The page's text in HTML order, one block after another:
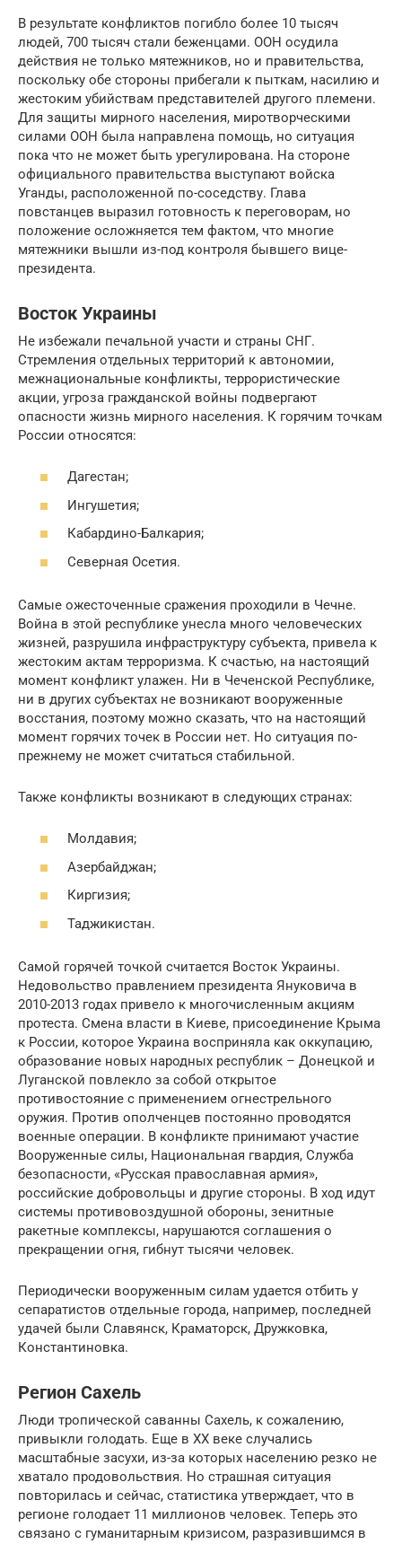
В результате конфликтов погибло более 10 тысяч
людей, 700 тысяч стали беженцами. ООН осудила
действия не только мятежников, но и правительства,
поскольку обе стороны прибегали к пыткам, насилию и
жестоким убийствам представителей другого племени.
Для защиты мирного населения, миротворческими
силами ООН была направлена помощь, но ситуация
пока что не может быть урегулирована. На стороне
официального правительства выступают войска
Уганды, расположенной по-соседству. Глава
повстанцев выразил готовность к переговорам, но
положение осложняется тем фактом, что многие
мятежники вышли из-под контроля бывшего вице-
президента.
Восток Украины
Не избежали печальной участи и страны СНГ.
Стремления отдельных территорий к автономии,
межнациональные конфликты, террористические
акции, угроза гражданской войны подвергают
опасности жизнь мирного населения. К горячим точкам
России относятся:
Дагестан;
Ингушетия;
Кабардино-Балкария;
Северная Осетия.
Самые ожесточенные сражения проходили в Чечне.
Война в этой республике унесла много человеческих
жизней, разрушила инфраструктуру субъекта, привела к
жестоким актам терроризма. К счастью, на настоящий
момент конфликт улажен. Ни в Чеченской Республике,
ни в других субъектах не возникают вооруженные
восстания, поэтому можно сказать, что на настоящий
момент горячих точек в России нет. Но ситуация по-
прежнему не может считаться стабильной.
Также конфликты возникают в следующих странах:
Молдавия;
Азербайджан;
Киргизия;
Таджикистан.
Самой горячей точкой считается Восток Украины.
Недовольство правлением президента Януковича в
2010-2013 годах привело к многочисленным акциям
протеста. Смена власти в Киеве, присоединение Крыма
к России, которое Украина восприняла как оккупацию,
образование новых народных республик – Донецкой и
Луганской повлекло за собой открытое
противостояние с применением огнестрельного
оружия. Против ополченцев постоянно проводятся
военные операции. В конфликте принимают участие
Вооруженные силы, Национальная гвардия, Служба
безопасности, «Русская православная армия»,
российские добровольцы и другие стороны. В ход идут
системы противовоздушной обороны, зенитные
ракетные комплексы, нарушаются соглашения о
прекращении огня, гибнут тысячи человек.
Периодически вооруженным силам удается отбить у
сепаратистов отдельные города, например, последней
удачей были Славянск, Краматорск, Дружковка,
Константиновка.
Регион Сахель
Люди тропической саванны Сахель, к сожалению,
привыкли голодать. Еще в ХХ веке случались
масштабные засухи, из-за которых населению резко не
хватало продовольствия. Но страшная ситуация
повторилась и сейчас, статистика утверждает, что в
регионе голодает 11 миллионов человек. Теперь это
связано с гуманитарным кризисом, разразившимся в